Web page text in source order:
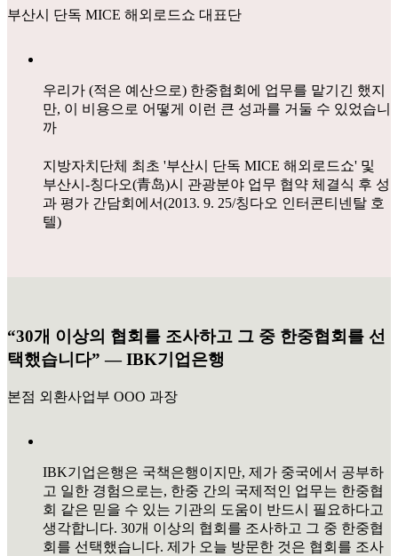
부산시 단독 MICE 해외로드쇼 대표단
우리가 (적은 예산으로) 한중협회에 업무를 맡기긴 했지
만, 이 비용으로 어떻게 이런 큰 성과를 거둘 수 있었습니
까
지방자치단체 최초 '부산시 단독 MICE 해외로드쇼' 및
부산시-칭다오(青岛)시 관광분야 업무 협약 체결식 후 성
과 평가 간담회에서(2013. 9. 25/칭다오 인터콘티넨탈 호
텔)
“30개 이상의 협회를 조사하고 그 중 한중협회를 선
택했습니다” ― IBK기업은행
본점 외환사업부 OOO 과장
IBK기업은행은 국책은행이지만, 제가 중국에서 공부하
고 일한 경험으로는, 한중 간의 국제적인 업무는 한중협
회 같은 믿을 수 있는 기관의 도움이 반드시 필요하다고
생각합니다. 30개 이상의 협회를 조사하고 그 중 한중협
회를 선택했습니다. 제가 오늘 방문한 것은 협회를 조사